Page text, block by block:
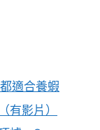
適合養蝦
有影片）